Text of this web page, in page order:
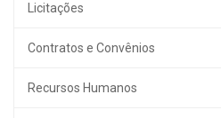
Licitações
Contratos e Convênios
Recursos Humanos